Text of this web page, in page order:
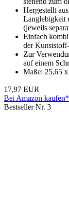
Hergestellt
Langlebigkeit
(jeweils
Einfach
der
Zur
auf einem
Maße: 25,65
17,97 EUR
Bei Amazon kaufen*
Bestseller Nr. 3